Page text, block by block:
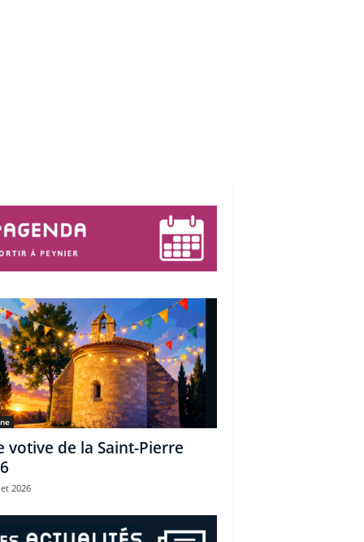
votive de la Saint-Pierre
2026